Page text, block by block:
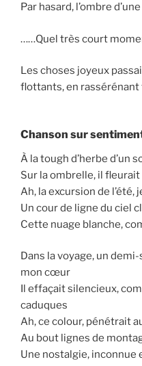
Par hasard, l’ombre
……Quel très court
Les choses joyeux
flottants, en rassérénant
Chanson sur
À la tough d’herbe d’un
Sur la ombrelle, il fleurait
Ah, la excursion de
Un cour de ligne du ciel
Cette nuage blanche,
Dans la voyage, un
mon cœur
Il effaçait silencieux,
caduques
Ah, ce colour, pénétrait
Au bout lignes de
Une nostalgie, inconnue